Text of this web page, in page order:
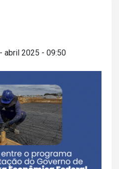
abril 2025 - 09:50